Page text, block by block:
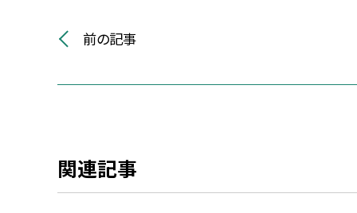
前の記事
関連記事